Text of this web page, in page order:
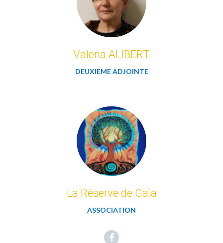
Valeria ALIBERT
DEUXIEME ADJOINTE
La Réserve de Gaïa
ASSOCIATION
Facebook